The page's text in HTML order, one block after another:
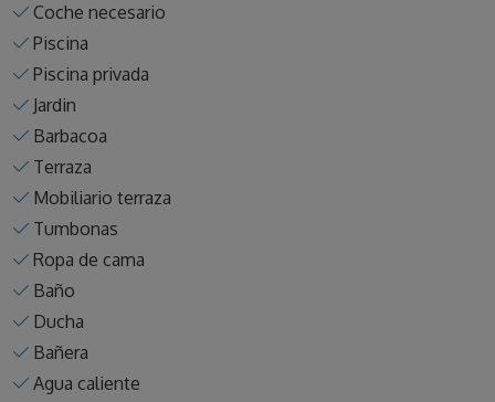
Coche necesario
Piscina
Piscina privada
Jardin
Barbacoa
Terraza
Mobiliario terraza
Tumbonas
Ropa de cama
Baño
Ducha
Bañera
Agua caliente